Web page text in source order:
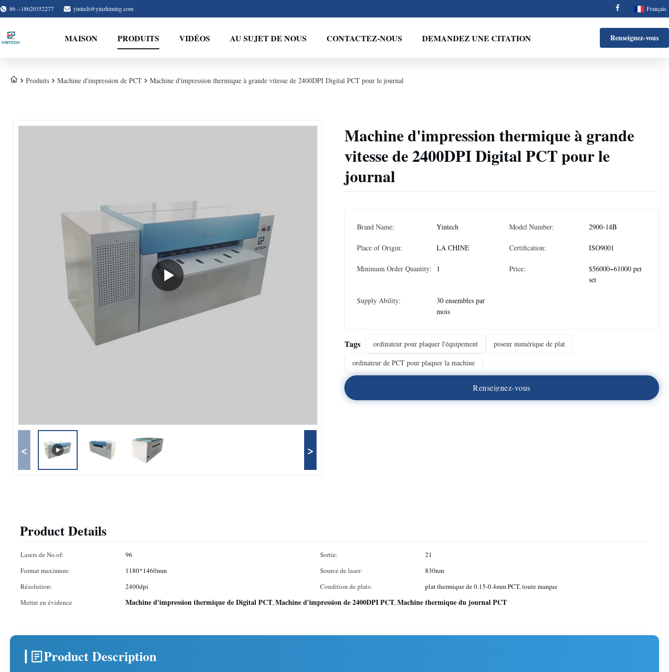
86 --18620352277 yintech@yinzhiming.com Français
MAISON PRODUITS VIDÉOS AU SUJET DE NOUS CONTACTEZ-NOUS DEMANDEZ UNE CITATION Renseignez-vous
Produits Machine d'impression de PCT Machine d'impression thermique à grande vitesse de 2400DPI Digital PCT pour le journal
< >
Machine d'impression thermique à grande
vitesse de 2400DPI Digital PCT pour le
journal
Brand Name: Yintech Model Number: 2900-14B
Place of Origin: LA CHINE Certification: ISO9001
Minimum Order Quantity: 1 Price:
$56000~61000 per
set
Supply Ability:
30 ensembles par
mois
Tags ordinateur pour plaquer l'équipement
poseur numérique de plat
ordinateur de PCT pour plaquer la machine
Renseignez-vous
Product Details
Lasers de No.of: 96 Sortie:
21
Format maximum:
1180*1460mm Source de laser:
830nm
Résolution:
2400dpi Condition de plats:
plat thermique de 0.15-0.4mm PCT, toute marque
Mettre en évidence
Machine d'impression thermique de Digital PCT,Machine d'impression de 2400DPI PCT,Machine thermique du journal PCT
Product Description